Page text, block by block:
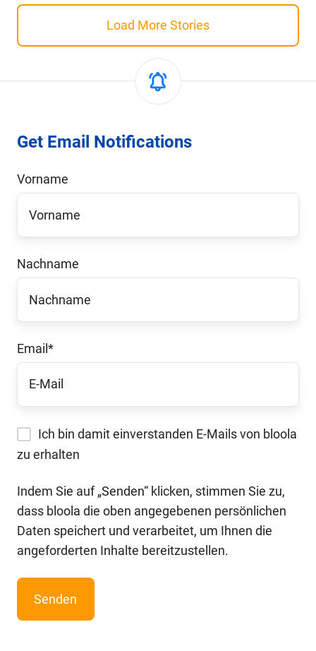
Load More Stories
Get Email Notifications
Vorname
Nachname
Email *
Ich bin damit einverstanden E-Mails von bloola
zu erhalten
Indem Sie auf „Senden“ klicken, stimmen Sie zu,
dass bloola die oben angegebenen persönlichen
Daten speichert und verarbeitet, um Ihnen die
angeforderten Inhalte bereitzustellen.